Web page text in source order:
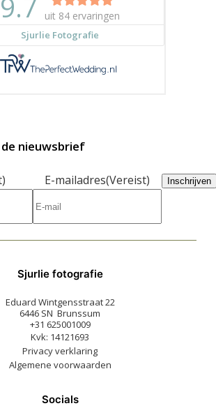
nieuwsbrief
E-mailadres(Vereist) Inschrijven
Sjurlie fotografie
Eduard Wintgensstraat 22
6446 SN Brunssum
+31 625001009
Kvk: 14121693
Privacy verklaring
Algemene voorwaarden
Socials